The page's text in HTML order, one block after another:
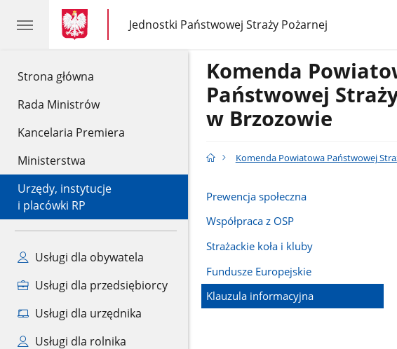
Strona główna
Rada Ministrów
Kancelaria Premiera
Ministerstwa
Urzędy, instytucje
i placówki RP
Usługi dla obywatela
Usługi dla przedsiębiorcy
Usługi dla urzędnika
Usługi dla rolnika
gov.pl
gov.pl
Jednostki Państwowej Straży Pożarnej
gov.pl
Jednostki
Państwowej
Komenda
Państwowej
w Brzozowie
Komenda Powiatowa Państwowej
Prewencja społeczna
Współpraca z OSP
Strażackie koła i kluby
Fundusze Europejskie
Klauzula informacyjna